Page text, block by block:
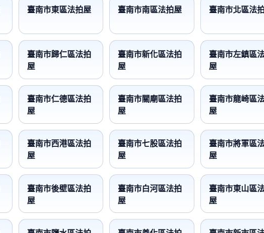
臺南市東區法拍屋 臺南市南區法拍屋 臺南市北區法
臺南市歸仁區法拍
屋
臺南市新化區法拍
屋
臺南市左鎮區
屋
臺南市仁德區法拍
屋
臺南市關廟區法拍
屋
臺南市龍崎區
屋
臺南市西港區法拍
屋
臺南市七股區法拍
屋
臺南市將軍區
屋
臺南市後壁區法拍
屋
臺南市白河區法拍
屋
臺南市東山區
屋